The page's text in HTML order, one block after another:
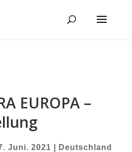
EUROPA –
Juni. 2021
Deutschland